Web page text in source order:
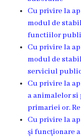
Rezina”
ONG-
uri
Posturi
vacante
Consiliul
Cu privire la
modul de
functiilor
Cu privire la
modul de
serviciul
Cu privire la
a animalelor
primariei or.
Cu privire la
şi funcţionare